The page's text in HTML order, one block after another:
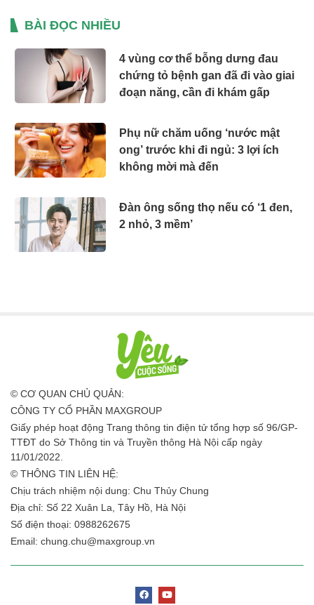
BÀI ĐỌC NHIỀU
4 vùng cơ thể bỗng dưng đau
chứng tỏ bệnh gan đã đi vào giai
đoạn năng, cần đi khám gấp
Phụ nữ chăm uống ‘nước mật
ong’ trước khi đi ngủ: 3 lợi ích
không mời mà đến
Đàn ông sống thọ nếu có ‘1 đen,
2 nhỏ, 3 mềm’
© CƠ QUAN CHỦ QUẢN:
CÔNG TY CỔ PHẦN MAXGROUP
Giấy phép hoạt động Trang thông tin điện tử tổng hợp số 96/GP-
TTĐT do Sở Thông tin và Truyền thông Hà Nội cấp ngày
11/01/2022.
© THÔNG TIN LIÊN HỆ:
Chịu trách nhiệm nội dung: Chu Thủy Chung
Địa chỉ: Số 22 Xuân La, Tây Hồ, Hà Nội
Số điện thoại: 0988262675
Email: chung.chu@maxgroup.vn